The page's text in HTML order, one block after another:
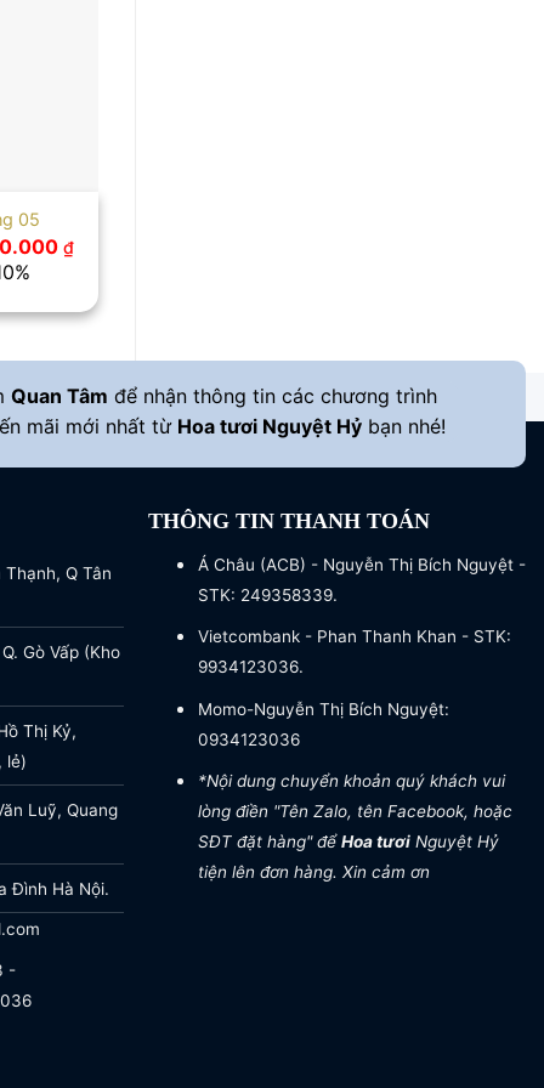
05
₫Giá
là:
900.000 ₫.
Quan Tâm để nhận thông tin các chương trình
mãi mới nhất từ Hoa tươi Nguyệt Hỷ bạn nhé!
Thạnh, Q Tân
Gò Vấp (Kho
Thị Kỷ,
lẻ)
Luỹ, Quang
Đình Hà Nội.
-
THÔNG TIN THANH TOÁN
Á Châu (ACB) - Nguyễn Thị Bích Nguyệt -
STK: 249358339.
Vietcombank - Phan Thanh Khan - STK:
9934123036.
Momo-Nguyễn Thị Bích Nguyệt:
0934123036
*Nội dung chuyển khoản quý khách vui
lòng điền "Tên Zalo, tên Facebook, hoặc
SĐT đặt hàng" đểHoa tươiNguyệt Hỷ
tiện lên đơn hàng. Xin cảm ơn